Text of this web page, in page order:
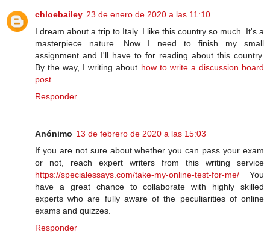
chloebailey 23 de enero de 2020 a las 11:10
I dream about a trip to Italy. I like this country so much. It's a
masterpiece nature. Now I need to finish my small
assignment and I'll have to for reading about this country.
By the way, I writing about how to write a discussion board
post
Responder
Anónimo 13 de febrero de 2020 a las 15:03
If you are not sure about whether you can pass your exam
or not, reach expert writers from this writing service
https://specialessays.com/take-my-online-test-for-me/ You
have a great chance to collaborate with highly skilled
experts who are fully aware of the peculiarities of online
exams and quizzes.
Responder